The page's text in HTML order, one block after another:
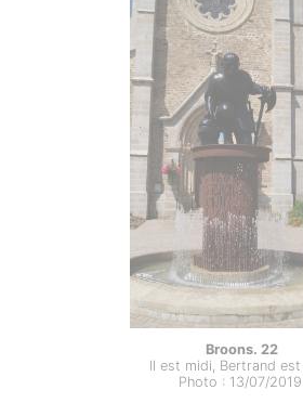
Broons. 22
Il est midi, Bertrand est
Photo : 13/07/2019.